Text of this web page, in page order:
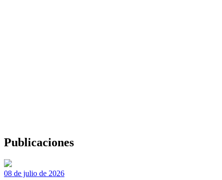
Publicaciones
08 de julio de 2026